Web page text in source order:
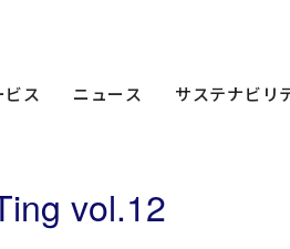
ビス ニュース サステナビリ
vol.12